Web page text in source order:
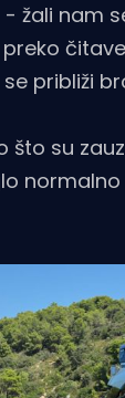
žali nam
približi
što su